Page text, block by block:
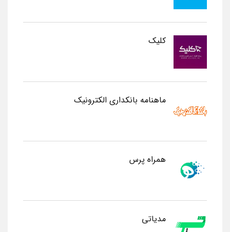
کلیک
ماهنامه بانکداری الکترونیک
همراه پرس
مدیاتی